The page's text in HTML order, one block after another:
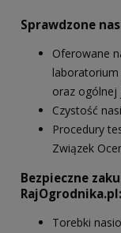
Sprawdzone
Oferowane
laboratorium
oraz ogólnej
Czystość
Procedury
Związek
Bezpieczne
RajOgrodnika.pl:
Torebki